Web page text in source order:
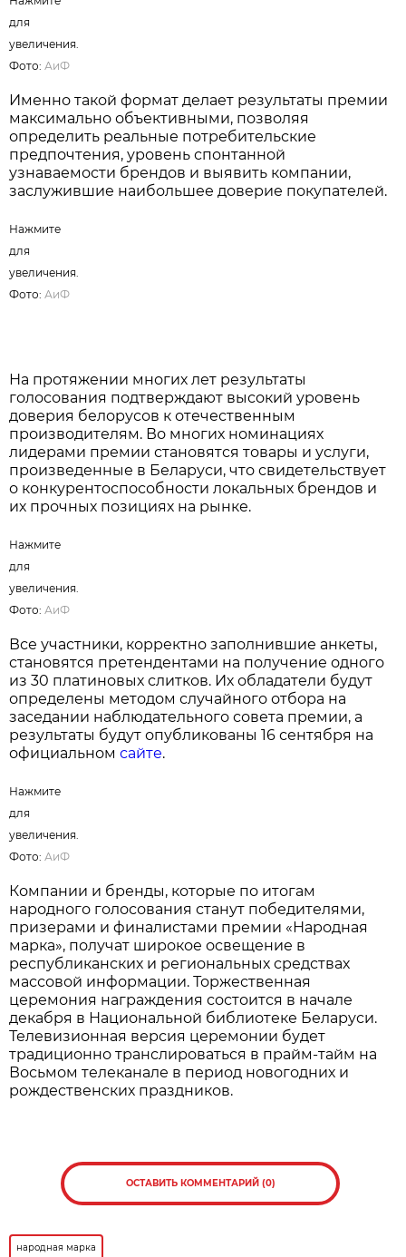
для
увеличения.
Фото:АиФ
Именно такой формат делает результаты премии
максимально объективными, позволяя
определить реальные потребительские
предпочтения, уровень спонтанной
узнаваемости брендов и выявить компании,
заслужившие наибольшее доверие покупателей.
Нажмите
для
увеличения.
Фото:АиФ
На протяжении многих лет результаты
голосования подтверждают высокий уровень
доверия белорусов к отечественным
производителям. Во многих номинациях
лидерами премии становятся товары и услуги,
произведенные в Беларуси, что свидетельствует
о конкурентоспособности локальных брендов и
их прочных позициях на рынке.
Нажмите
для
увеличения.
Фото:АиФ
Все участники, корректно заполнившие анкеты,
становятся претендентами на получение одного
из 30 платиновых слитков. Их обладатели будут
определены методом случайного отбора на
заседании наблюдательного совета премии, а
результаты будут опубликованы 16 сентября на
официальномсайте.
Нажмите
для
увеличения.
Фото:АиФ
Компании и бренды, которые по итогам
народного голосования станут победителями,
призерами и финалистами премии «Народная
марка», получат широкое освещение в
республиканских и региональных средствах
массовой информации. Торжественная
церемония награждения состоится в начале
декабря в Национальной библиотеке Беларуси.
Телевизионная версия церемонии будет
традиционно транслироваться в прайм-тайм на
Восьмом телеканале в период новогодних и
рождественских праздников.
ОСТАВИТЬ КОММЕНТАРИЙ (0)
народная марка